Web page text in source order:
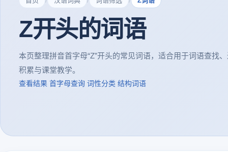
Z开头的词语
本页整理拼音首字母“Z”开头的常见词语，适合用于词语查找
积累与课堂教学。
查看结果 首字母查询 词性分类 结构词语